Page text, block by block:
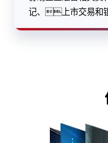
记、上市交易